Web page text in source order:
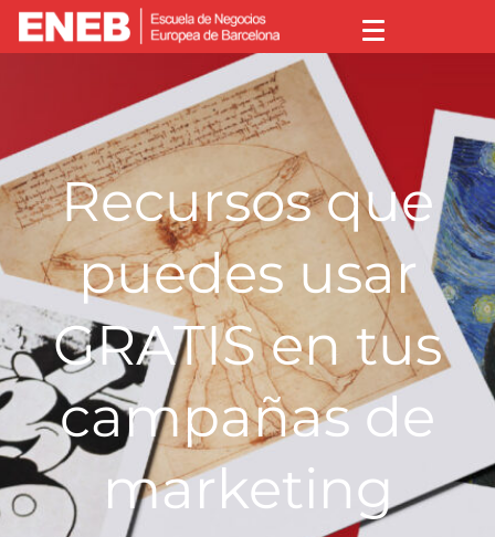
Recursos que
puedes usar
GRATIS en tus
campañas de
marketing